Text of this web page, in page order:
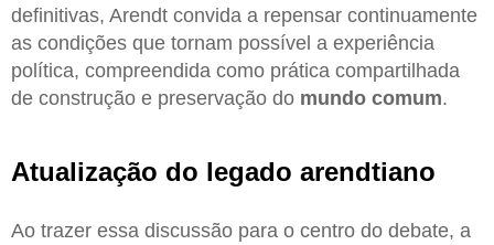
definitivas, Arendt convida a repensar continuamente
as condições que tornam possível a experiência
política, compreendida como prática compartilhada
de construção e preservação do mundo comum.
Atualização do legado arendtiano
Ao trazer essa discussão para o centro do debate, a